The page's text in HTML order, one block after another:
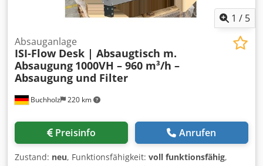
1 / 5
Buchholz 220 km
Absauganlage
ISI-Flow Desk | Absaugtisch m.
Absaugung 1000VH – 960 m³/h –
Absaugung und Filter
Preisinfo Anrufen
Zustand: neu, Funktionsfähigkeit: voll funktionsfähig,